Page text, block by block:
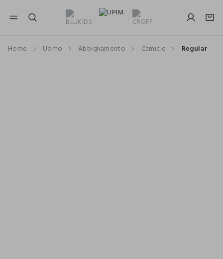
NAVIGATION.ARIA.GOTOMAINCONTENT
Home Uomo Abbigliamento Camicie Regular